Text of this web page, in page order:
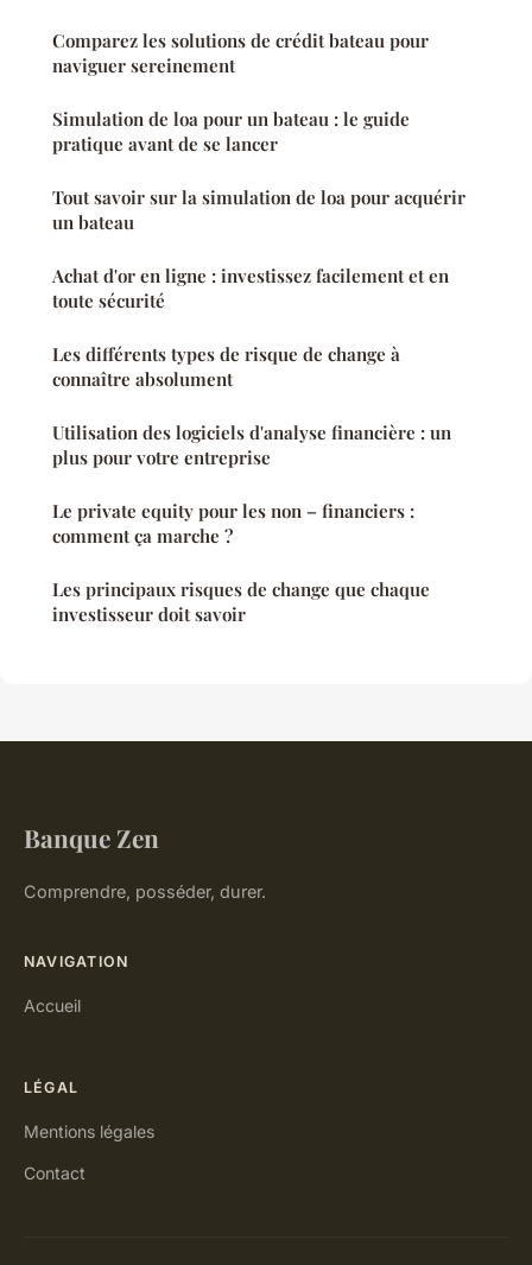
Comparez les solutions de crédit bateau pour
naviguer sereinement
Simulation de loa pour un bateau : le guide
pratique avant de se lancer
Tout savoir sur la simulation de loa pour acquérir
un bateau
Achat d'or en ligne : investissez facilement et en
toute sécurité
Les différents types de risque de change à
connaître absolument
Utilisation des logiciels d'analyse financière : un
plus pour votre entreprise
Le private equity pour les non – financiers :
comment ça marche ?
Les principaux risques de change que chaque
investisseur doit savoir
Banque Zen
Comprendre, posséder, durer.
NAVIGATION
Accueil
LÉGAL
Mentions légales
Contact